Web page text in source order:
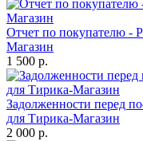
Отчет по покупателю -
Магазин
1 500 р.
Задолженности перед
для Тирика-Магазин
2 000 р.